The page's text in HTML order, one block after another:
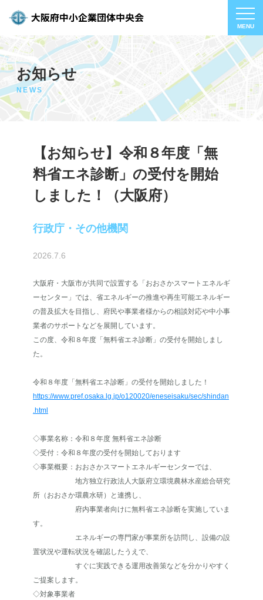
お知らせ
NEWS
【お知らせ】令和８年度「無
料省エネ診断」の受付を開始
しました！（大阪府）
行政庁・その他機関
2026.7.6
大阪府・大阪市が共同で設置する「おおさかスマートエネルギ
ーセンター」では、省エネルギーの推進や再生可能エネルギー
の普及拡大を目指し、府民や事業者様からの相談対応や中小事
業者のサポートなどを展開しています。
この度、令和８年度「無料省エネ診断」の受付を開始しまし
た。
令和８年度「無料省エネ診断」の受付を開始しました！
https://www.pref.osaka.lg.jp/o120020/eneseisaku/sec/shindan
.html
◇事業名称：令和８年度 無料省エネ診断
◇受付：令和８年度の受付を開始しております
◇事業概要：おおさかスマートエネルギーセンターでは、
地方独立行政法人大阪府立環境農林水産総合研究
所（おおさか環農水研）と連携し、
府内事業者向けに無料省エネ診断を実施していま
す。
エネルギーの専門家が事業所を訪問し、設備の設
置状況や運転状況を確認したうえで、
すぐに実践できる運用改善策などを分かりやすく
ご提案します。
◇対象事業者